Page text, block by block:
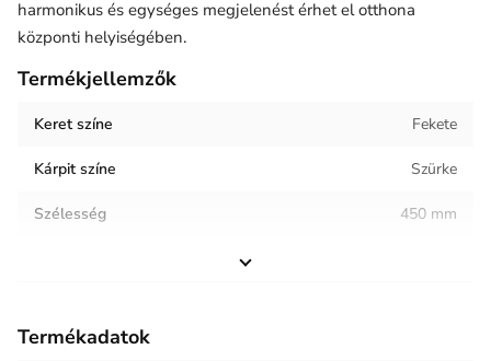
harmonikus és egységes megjelenést érhet el otthona
központi helyiségében.
Termékjellemzők
Keret színe Fekete
Kárpit színe Szürke
Szélesség 450 mm
Termék súlya
Termékadatok